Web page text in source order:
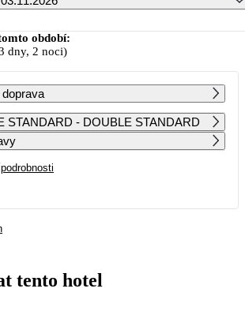
Listopad 2026
ÚT ST ČT PÁ SO NE
1
2 109
3
109
4
2 109
5 6 7 8
109 2 109 2 289 2 469 2 289 2 109
17
24 25 26
období:
dny, 2 noci)
STANDARD - DOUBLE STANDARD
podrobnosti
tento hotel